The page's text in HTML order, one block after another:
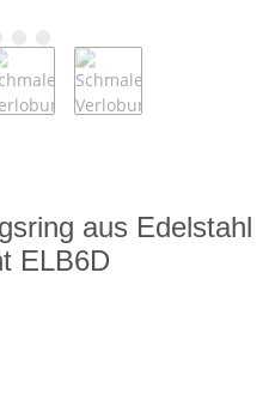
aus Edelstahl
ELB6D